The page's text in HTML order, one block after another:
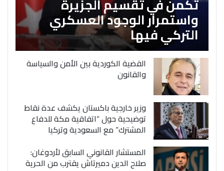
واستمرار الوجود العسكري
التركي فيها
القضية الكوردية بين الأمن والسياسة
والقانون
وزير خارجية باكستان يكشف عدة نقاط
توضيحية حول “اتفاقية مكة للدفاع
المشترك” مع السعودية وتركيا
المستشار القانوني السابق لأردوغان:
صلاح الدين دميرتاش يقترب من الحرية